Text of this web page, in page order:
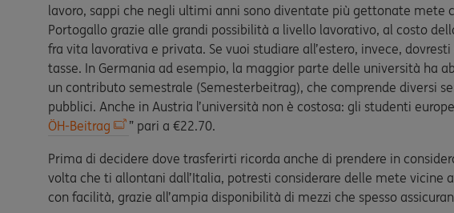
lavoro, sappi che negli ultimi anni sono diventate più gettonate mete
Portogallo grazie alle grandi possibilità a livello lavorativo, al costo
fra vita lavorativa e privata. Se vuoi studiare all’estero, invece,
tasse. In Germania ad esempio, la maggior parte delle università ha
un contributo semestrale (Semesterbeitrag), che comprende diversi
pubblici. Anche in Austria l’università non è costosa: gli studenti
ÖH-Beitrag
” pari a €22.70.
Prima di decidere dove trasferirti ricorda anche di prendere in
volta che ti allontani dall’Italia, potresti considerare delle mete vicine
con facilità, grazie all’ampia disponibilità di mezzi che spesso